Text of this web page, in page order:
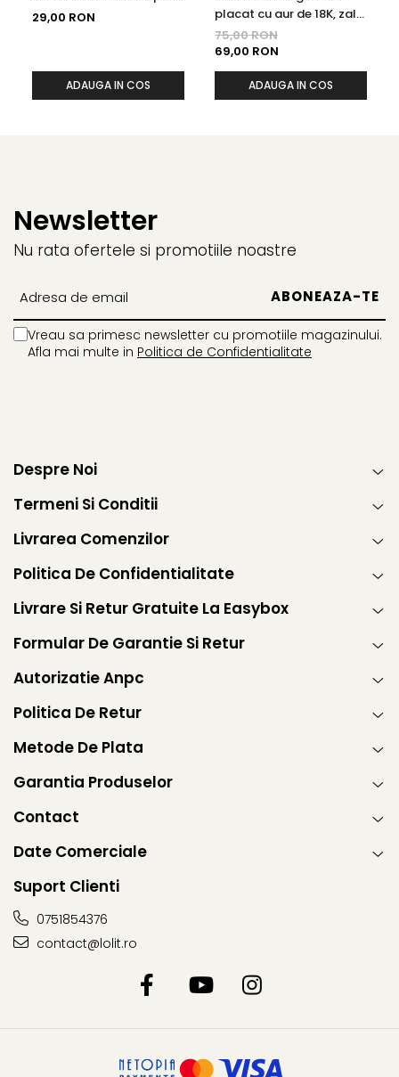
29,00 RON
ADAUGA IN COS
placat cu aur de 18K, zale
in forma de inimioare, 19
cm
75,00 RON
69,00 RON
ADAUGA IN COS
Newsletter
Nu rata ofertele si promotiile noastre
Vreau sa primesc newsletter cu promotiile magazinului.
Afla mai multe in Politica de Confidentialitate
Despre Noi
Termeni Si Conditii
Livrarea Comenzilor
Politica De Confidentialitate
Livrare Si Retur Gratuite La Easybox
Formular De Garantie Si Retur
Autorizatie Anpc
Politica De Retur
Metode De Plata
Garantia Produselor
Contact
Date Comerciale
Suport Clienti
0751854376
contact@lolit.ro